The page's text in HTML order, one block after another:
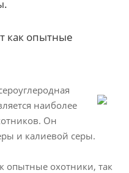
как опытные
наиболее
Он
и калиевой серы.
опытные охотники, так